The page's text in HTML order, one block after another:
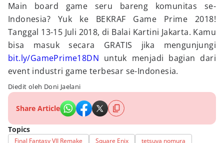
Main board game seru bareng komunitas se-
Indonesia? Yuk ke BEKRAF Game Prime 2018!
Tanggal 13-15 Juli 2018, di Balai Kartini Jakarta. Kamu
bisa masuk secara GRATIS jika mengunjungi
bit.ly/GamePrime18DN untuk menjadi bagian dari
event industri game terbesar se-Indonesia.
Diedit oleh Doni Jaelani
Share Article
Topics
Final Fantasy VII Remake Square Enix tetsuya nomura